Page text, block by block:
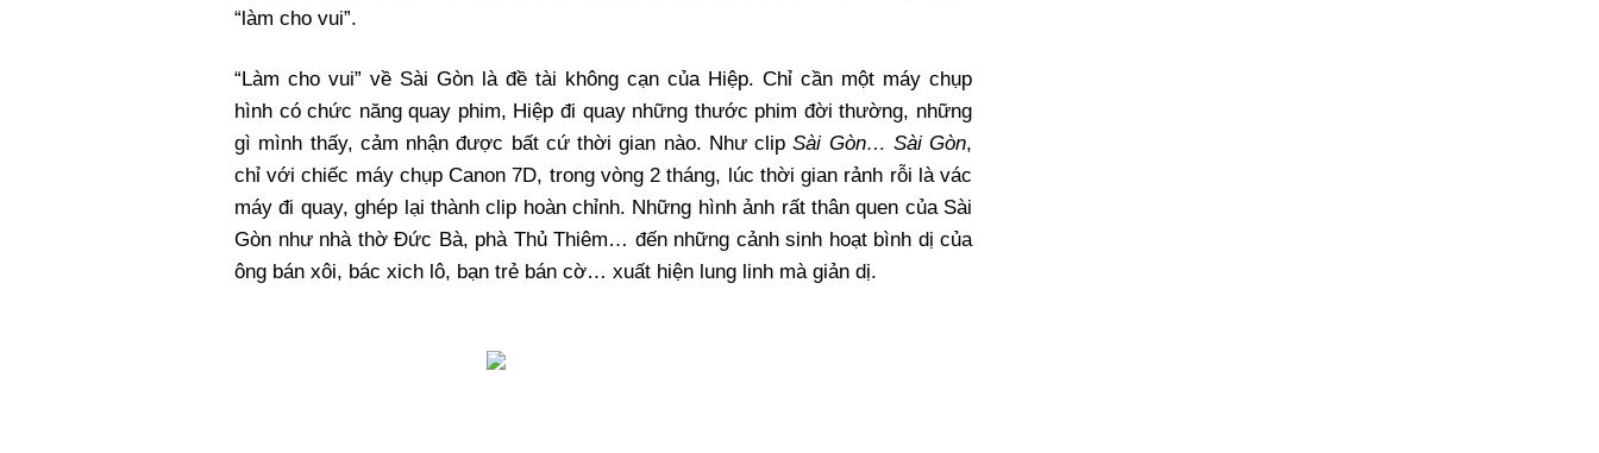
“làm cho vui”.
“Làm cho vui” về Sài Gòn là đề tài không cạn của Hiệp. Chỉ cần một máy chụp
hình có chức năng quay phim, Hiệp đi quay những thước phim đời thường, những
gì mình thấy, cảm nhận được bất cứ thời gian nào. Như clipSài Gòn… Sài Gòn,
chỉ với chiếc máy chụp Canon 7D, trong vòng 2 tháng, lúc thời gian rảnh rỗi là vác
máy đi quay, ghép lại thành clip hoàn chỉnh. Những hình ảnh rất thân quen của Sài
Gòn như nhà thờ Đức Bà, phà Thủ Thiêm… đến những cảnh sinh hoạt bình dị của
ông bán xôi, bác xich lô, bạn trẻ bán cờ… xuất hiện lung linh mà giản dị.